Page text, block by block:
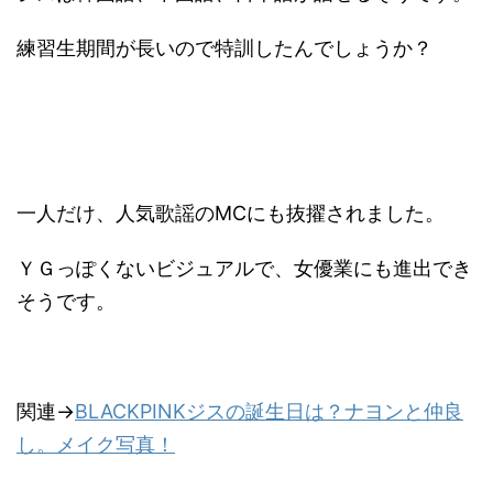
練習生期間が長いので特訓したんでしょうか？
一人だけ、人気歌謡のMCにも抜擢されました。
ＹＧっぽくないビジュアルで、女優業にも進出でき
そうです。
関連→BLACKPINKジスの誕生日は？ナヨンと仲良
し。メイク写真！